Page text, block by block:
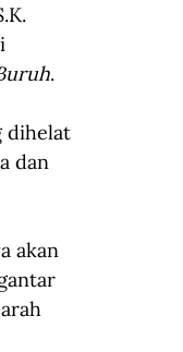
.
dihelat
dan
akan